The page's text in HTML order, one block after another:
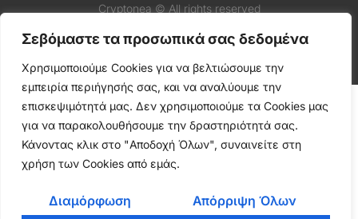
Σεβόμαστε τα προσωπικά σας δεδομένα
Χρησιμοποιούμε Cookies για να βελτιώσουμε την
εμπειρία περιήγησής σας, και να αναλύουμε την
επισκεψιμότητά μας. Δεν χρησιμοποιούμε τα Cookies μας
για να παρακολουθήσουμε την δραστηριότητά σας.
Κάνοντας κλικ στο "Αποδοχή Όλων", συναινείτε στη
χρήση των Cookies από εμάς.
Διαμόρφωση Απόρριψη Όλων
Cryptonea © All rights reserved